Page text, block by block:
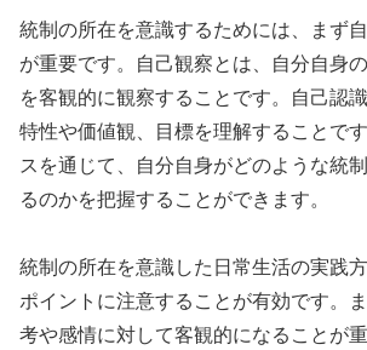
統制の所在を意識するためには、まず
が重要です。自己観察とは、自分自身
を客観的に観察することです。自己認
特性や価値観、目標を理解することで
スを通じて、自分自身がどのような統
るのかを把握することができます。
統制の所在を意識した日常生活の実践
ポイントに注意することが有効です。
考や感情に対して客観的になることが